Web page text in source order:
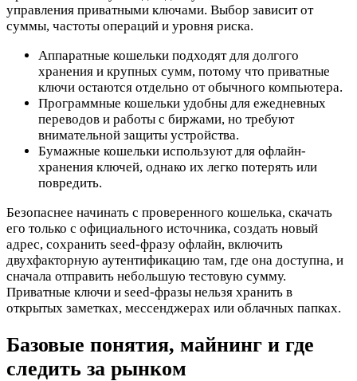
управления приватными ключами. Выбор зависит от
суммы, частоты операций и уровня риска.
Аппаратные кошельки подходят для долгого
хранения и крупных сумм, потому что приватные
ключи остаются отдельно от обычного компьютера.
Программные кошельки удобны для ежедневных
переводов и работы с биржами, но требуют
внимательной защиты устройства.
Бумажные кошельки используют для офлайн-
хранения ключей, однако их легко потерять или
повредить.
Безопаснее начинать с проверенного кошелька, скачать
его только с официального источника, создать новый
адрес, сохранить seed-фразу офлайн, включить
двухфакторную аутентификацию там, где она доступна, и
сначала отправить небольшую тестовую сумму.
Приватные ключи и seed-фразы нельзя хранить в
открытых заметках, мессенджерах или облачных папках.
Базовые понятия, майнинг и где
следить за рынком